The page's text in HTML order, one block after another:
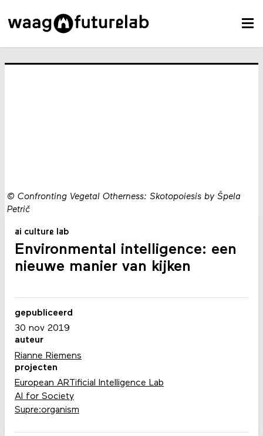
©Confronting Vegetal Otherness: Skotopoiesis by Špela
Petrič
ai culture lab
Environmental intelligence: een
nieuwe manier van kijken
gepubliceerd
30 nov 2019
auteur
Rianne Riemens
projecten
European ARTificial Intelligence Lab
AI for Society
Supre:organism